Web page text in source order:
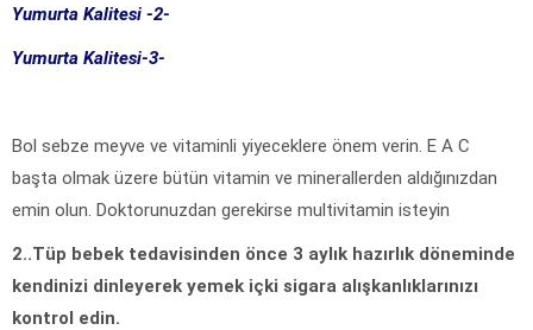
Yumurta Kalitesi -2-
Yumurta Kalitesi-3-
Bol sebze meyve ve vitaminli yiyeceklere önem verin. E A C
başta olmak üzere bütün vitamin ve minerallerden aldığınızdan
emin olun. Doktorunuzdan gerekirse multivitamin isteyin
2..Tüp bebek tedavisinden önce 3 aylık hazırlık döneminde
kendinizi dinleyerek yemek içki sigara alışkanlıklarınızı
kontrol edin.